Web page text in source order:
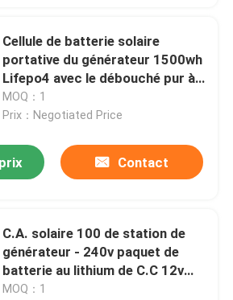
Cellule de batterie solaire
portative du générateur 1500wh
Lifepo4 avec le débouché pur à
C.A. d'onde sinusoïdale
MOQ：1
Prix：Negotiated Price
Contact
C.A. solaire 100 de station de
générateur - 240v paquet de
batterie au lithium de C.C 12v
portatif
MOQ：1